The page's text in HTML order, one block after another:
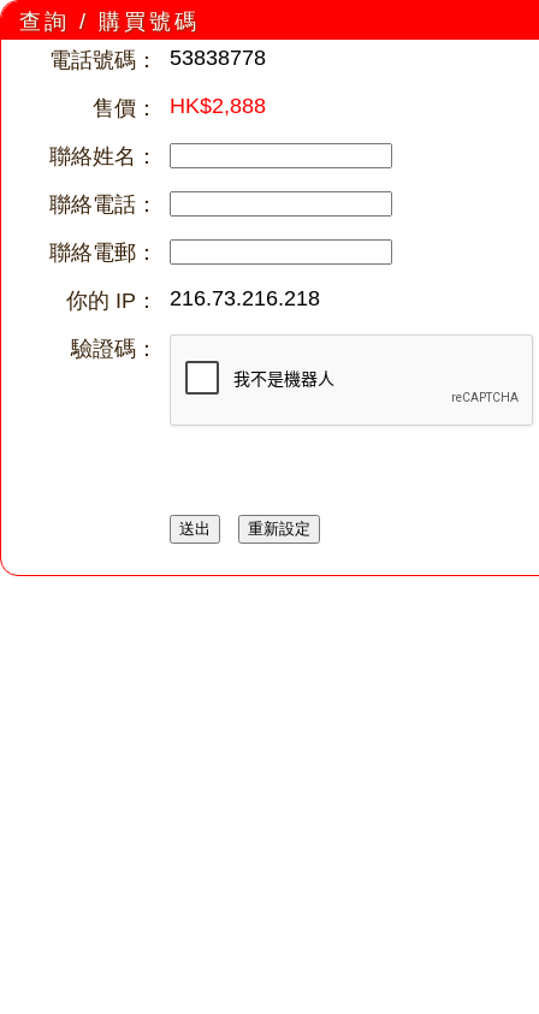
查詢 / 購買號碼
電話號碼：
53838778
售價： HK$2,888
聯絡姓名：
聯絡電話：
聯絡電郵：
你的 IP：
216.73.216.218
驗證碼：